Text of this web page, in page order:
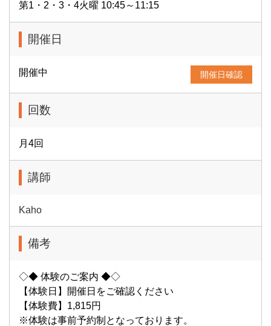
第1・2・3・4火曜 10:45～11:15
開催日
開催中 開催日確認
回数
月4回
講師
Kaho
備考
◇◆ 体験のご案内 ◆◇
【体験日】開催日をご確認ください
【体験費】1,815円
※体験は事前予約制となっております。